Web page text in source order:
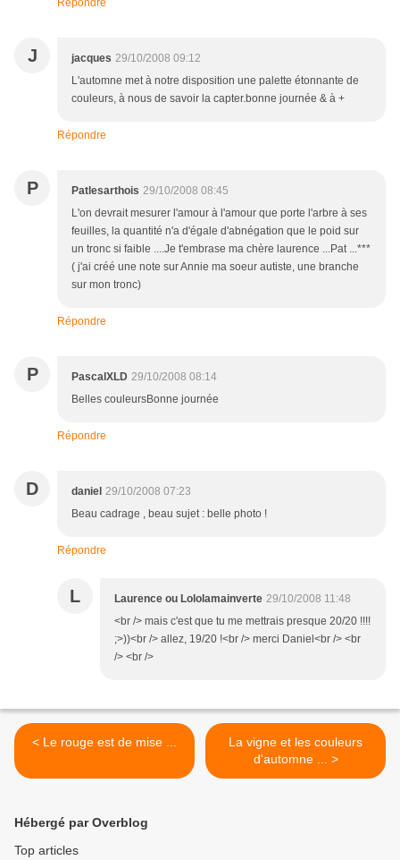
Répondre
J jacques 29/10/2008 09:12
L'automne met à notre disposition une palette étonnante de
couleurs, à nous de savoir la capter.bonne journée & à +
Répondre
P Patlesarthois 29/10/2008 08:45
L'on devrait mesurer l'amour à l'amour que porte l'arbre à ses
feuilles, la quantité n'a d'égale d'abnégation que le poid sur
un tronc si faible ....Je t'embrase ma chère laurence ...Pat ...***
( j'ai créé une note sur Annie ma soeur autiste, une branche
sur mon tronc)
Répondre
P PascalXLD 29/10/2008 08:14
Belles couleursBonne journée
Répondre
D daniel 29/10/2008 07:23
Beau cadrage , beau sujet : belle photo !
Répondre
L Laurence ou Lololamainverte 29/10/2008 11:48
<br /> mais c'est que tu me mettrais presque 20/20 !!!!
;>))<br /> allez, 19/20 !<br /> merci Daniel<br /> <br
/> <br />
< Le rouge est de mise ...
La vigne et les couleurs
d'automne ... >
Hébergé par Overblog
Top articles